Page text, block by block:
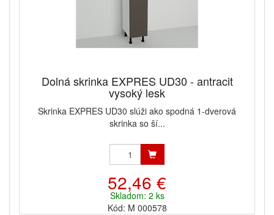
Dolná skrinka EXPRES UD30 - antracit
vysoký lesk
Skrinka EXPRES UD30 slúži ako spodná 1-dverová
skrinka so ší...
52,46 €
Skladom: 2 ks
Kód: M 000578